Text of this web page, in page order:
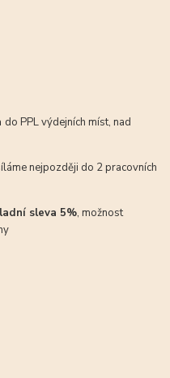
do PPL výdejních míst, nad
nejpozději do 2 pracovních
sleva 5%, možnost